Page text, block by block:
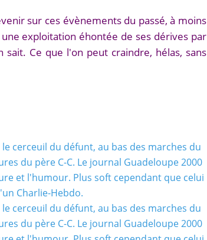
sur ces évènements du passé, à moins
exploitation éhontée de ses dérives par
Ce que l'on peut craindre, hélas, sans